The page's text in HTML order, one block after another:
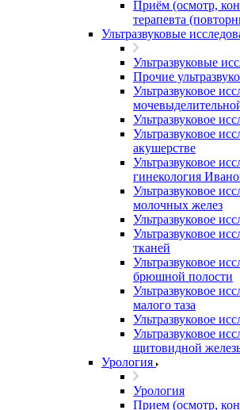
Приём (осмотр,
терапевта
Ультразвуковые
Ультразвуковые
Прочие
Ультразвуковое
Ультразвуковое
Ультразвуковое
акушерстве
Ультразвуковое
гинекология
Ультразвуковое
молочных желез
Ультразвуковое
Ультразвуковое
тканей
Ультразвуковое
брюшной полости
Ультразвуковое
малого таза
Ультразвуковое
Ультразвуковое
щитовидной
Урология
Урология
Прием (осмотр,